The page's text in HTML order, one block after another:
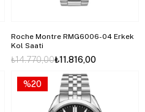
Roche Montre RMG6006-04 Erkek
Kol Saati
₺11.816,00
₺14.770,00
%20